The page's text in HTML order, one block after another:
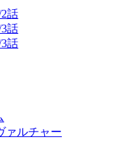
話
話
話
ァルチャー